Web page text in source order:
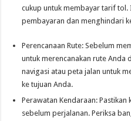
cukup untuk membayar tarif
pembayaran dan menghindari
Perencanaan Rute: Sebelum
untuk merencanakan rute Anda
navigasi atau peta jalan untuk
ke tujuan Anda.
Perawatan Kendaraan:
sebelum perjalanan. Periksa